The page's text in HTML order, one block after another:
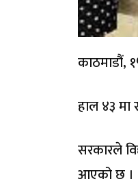
काठमाडौं,
हाल ४३ मा
सरकारले
आएको छ ।